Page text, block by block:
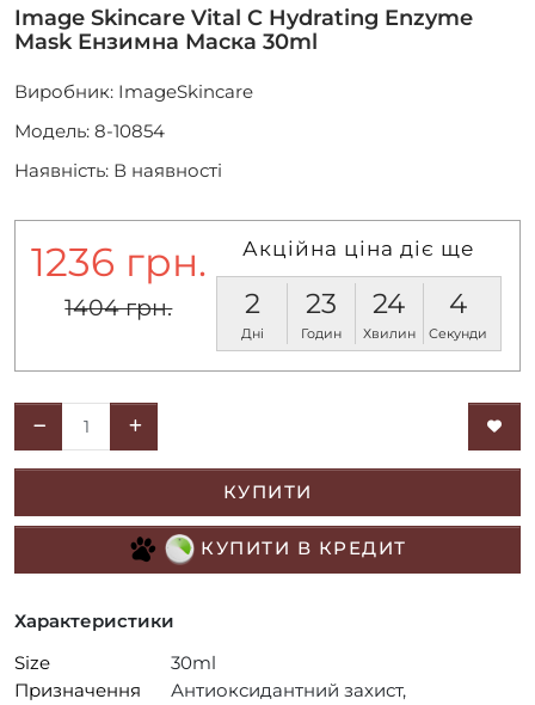
Image Skincare Vital C Hydrating Enzyme
Mask Ензимна Маска 30ml
Виробник: ImageSkincare
Модель: 8-10854
Наявність: В наявності
1236 грн.
1404 грн.
Акційна ціна діє ще
2
Дні
23
Годин
24
Хвилин
4
Секунди
КУПИТИ
КУПИТИ В КРЕДИТ
Характеристики
Size
30ml
Призначення
Антиоксидантний захист,